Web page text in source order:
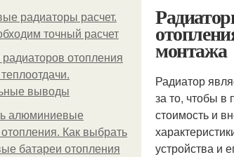
радиаторы расчет.
точный расчет
отопления
выводы
алюминиевые
Как выбрать
батареи отопления
монтажа
Радиатор
за то, чтобы
стоимость и
устройства и